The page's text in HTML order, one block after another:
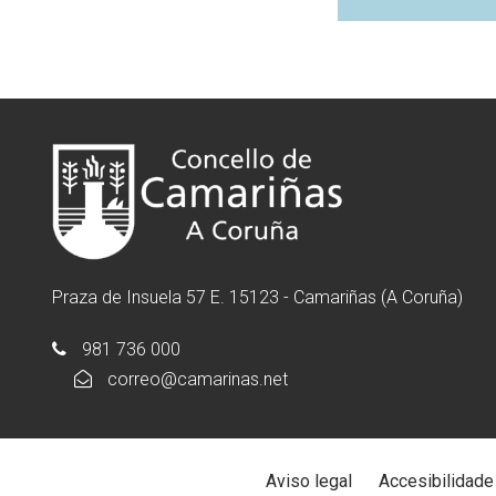
Praza de Insuela 57 E. 15123 - Camariñas (A Coruña)
981 736 000
correo@camarinas.net
Aviso legal Accesibilidade